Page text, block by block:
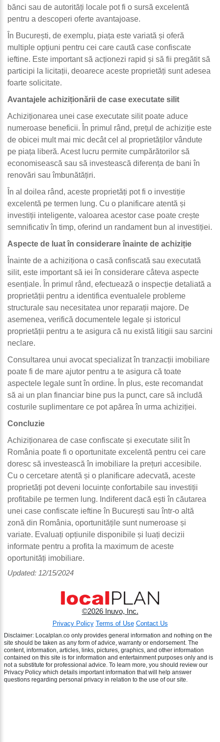
bănci sau de autorități locale pot fi o sursă excelentă
pentru a descoperi oferte avantajoase.
În București, de exemplu, piața este variată și oferă
multiple opțiuni pentru cei care caută case confiscate
ieftine. Este important să acționezi rapid și să fii pregătit să
participi la licitații, deoarece aceste proprietăți sunt adesea
foarte solicitate.
Avantajele achiziționării de case executate silit
Achiziționarea unei case executate silit poate aduce
numeroase beneficii. În primul rând, prețul de achiziție este
de obicei mult mai mic decât cel al proprietăților vândute
pe piața liberă. Acest lucru permite cumpărătorilor să
economisească sau să investească diferența de bani în
renovări sau îmbunătățiri.
În al doilea rând, aceste proprietăți pot fi o investiție
excelentă pe termen lung. Cu o planificare atentă și
investiții inteligente, valoarea acestor case poate crește
semnificativ în timp, oferind un randament bun al investiției.
Aspecte de luat în considerare înainte de achiziție
Înainte de a achiziționa o casă confiscată sau executată
silit, este important să iei în considerare câteva aspecte
esențiale. În primul rând, efectuează o inspecție detaliată a
proprietății pentru a identifica eventualele probleme
structurale sau necesitatea unor reparații majore. De
asemenea, verifică documentele legale și istoricul
proprietății pentru a te asigura că nu există litigii sau sarcini
neclare.
Consultarea unui avocat specializat în tranzacții imobiliare
poate fi de mare ajutor pentru a te asigura că toate
aspectele legale sunt în ordine. În plus, este recomandat
să ai un plan financiar bine pus la punct, care să includă
costurile suplimentare ce pot apărea în urma achiziției.
Concluzie
Achiziționarea de case confiscate și executate silit în
România poate fi o oportunitate excelentă pentru cei care
doresc să investească în imobiliare la prețuri accesibile.
Cu o cercetare atentă și o planificare adecvată, aceste
proprietăți pot deveni locuințe confortabile sau investiții
profitabile pe termen lung. Indiferent dacă ești în căutarea
unei case confiscate ieftine în București sau într-o altă
zonă din România, oportunitățile sunt numeroase și
variate. Evaluați opțiunile disponibile și luați decizii
informate pentru a profita la maximum de aceste
oportunități imobiliare.
Updated: 12/15/2024
©2026 Inuvo, Inc.
Privacy Policy Terms of Use Contact Us
Disclaimer: Localplan.co only provides general information and nothing on the
site should be taken as any form of advice, warranty or endorsement. The
content, information, articles, links, pictures, graphics, and other information
contained on this site is for information and entertainment purposes only and is
not a substitute for professional advice. To learn more, you should review our
Privacy Policy which details important information that will help answer
questions regarding personal privacy in relation to the use of our site.